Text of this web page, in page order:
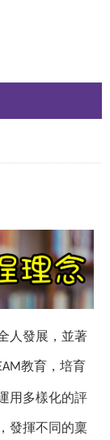
人發展，並著
教育，培育
用多樣化的評
發揮不同的稟